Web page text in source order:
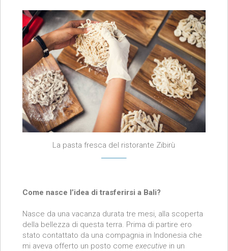
La pasta fresca del ristorante Zibirù
Come nasce l’idea di trasferirsi a Bali?
Nasce da una vacanza durata tre mesi, alla scoperta
della bellezza di questa terra. Prima di partire ero
stato contattato da una compagnia in Indonesia che
mi aveva offerto un posto comeexecutive in un